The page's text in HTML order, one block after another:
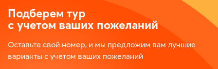
Подберем тур
с учетом ваших пожеланий
Оставьте свой номер, и мы предложим вам лучшие
варианты с учетом ваших пожеланий